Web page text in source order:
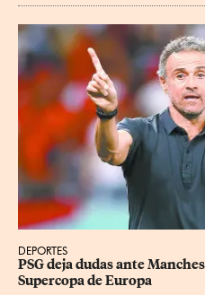
DEPORTES
PSG deja dudas ante
Supercopa de Europa